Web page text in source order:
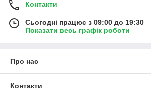
Контакти
Сьогодні працює з 09:00 до 19:30
Показати весь графік роботи
Про нас
Контакти